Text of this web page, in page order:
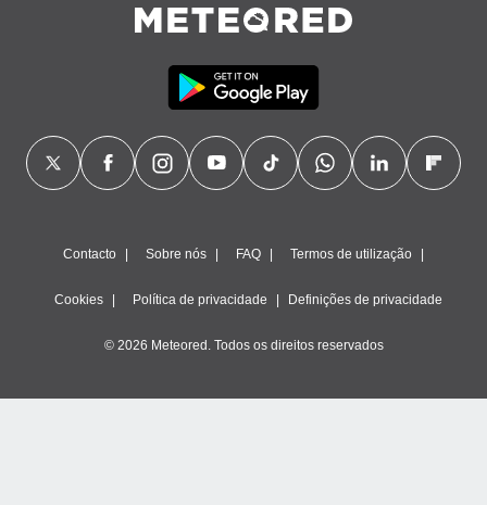
Contacto Sobre nós FAQ Termos de utilização
Cookies Política de privacidade Definições de privacidade
© 2026 Meteored. Todos os direitos reservados